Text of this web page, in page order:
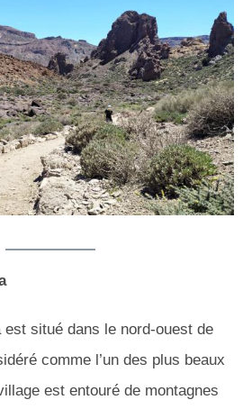
est situé dans le nord-ouest de
comme l’un des plus beaux
est entouré de montagnes